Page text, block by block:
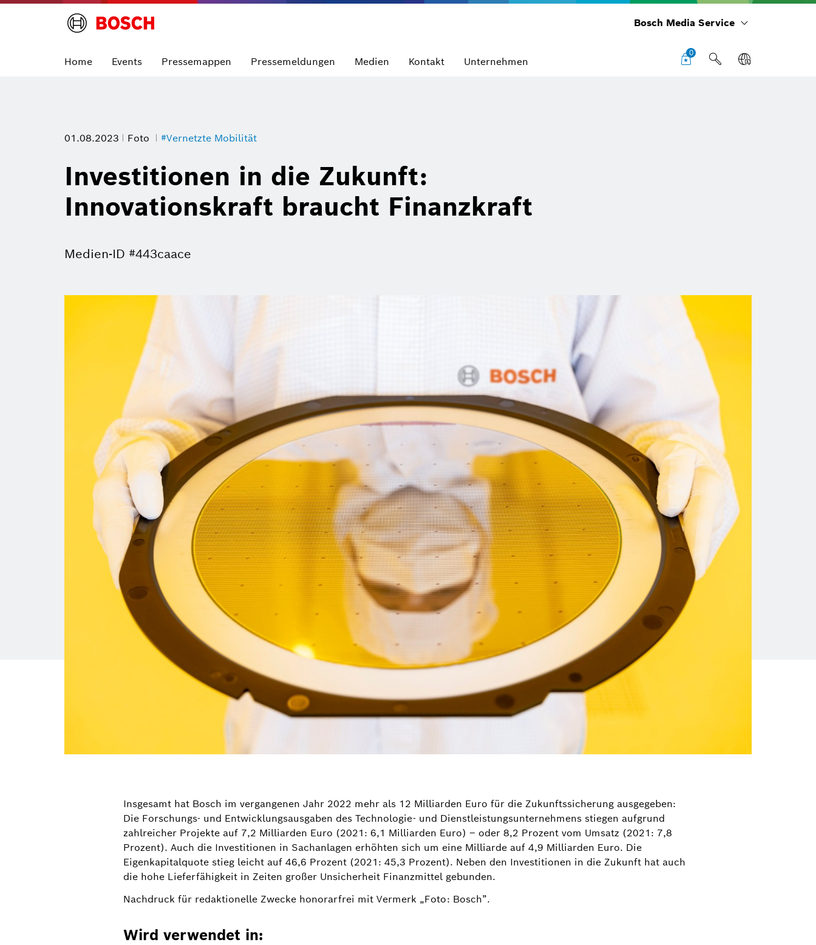
Bosch Media Service
Home Events Pressemappen Pressemeldungen Medien Kontakt Unternehmen
0
01.08.2023 Foto #Vernetzte Mobilität
Investitionen in die Zukunft:
Innovationskraft braucht Finanzkraft
Medien-ID #443caace
Insgesamt hat Bosch im vergangenen Jahr 2022 mehr als 12 Milliarden Euro für die Zukunftssicherung ausgegeben:
Die Forschungs- und Entwicklungsausgaben des Technologie- und Dienstleistungsunternehmens stiegen aufgrund
zahlreicher Projekte auf 7,2 Milliarden Euro (2021: 6,1 Milliarden Euro) – oder 8,2 Prozent vom Umsatz (2021: 7,8
Prozent). Auch die Investitionen in Sachanlagen erhöhten sich um eine Milliarde auf 4,9 Milliarden Euro. Die
Eigenkapitalquote stieg leicht auf 46,6 Prozent (2021: 45,3 Prozent). Neben den Investitionen in die Zukunft hat auch
die hohe Lieferfähigkeit in Zeiten großer Unsicherheit Finanzmittel gebunden.
Nachdruck für redaktionelle Zwecke honorarfrei mit Vermerk „Foto: Bosch”.
Wird verwendet in: